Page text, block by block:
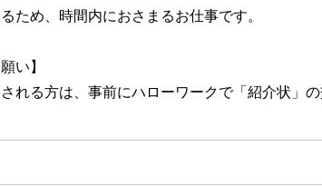
ため、時間内におさまるお仕事です。
い】
れる方は、事前にハローワークで「紹介状」